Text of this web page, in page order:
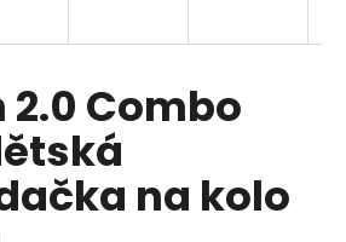
Combo
na kolo